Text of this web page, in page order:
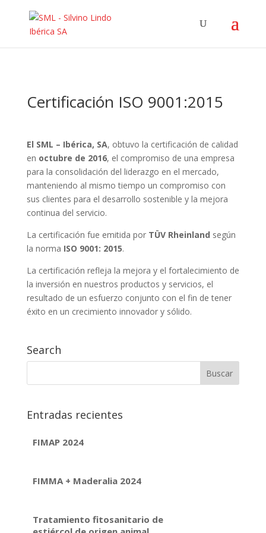
Certificación ISO 9001:2015
El SML – Ibérica, SA, obtuvo la certificación de calidad
en octubre de 2016, el compromiso de una empresa
para la consolidación del liderazgo en el mercado,
manteniendo al mismo tiempo un compromiso con
sus clientes para el desarrollo sostenible y la mejora
continua del servicio.
La certificación fue emitida por TÜV Rheinland según
la norma ISO 9001: 2015.
La certificación refleja la mejora y el fortalecimiento de
la inversión en nuestros productos y servicios, el
resultado de un esfuerzo conjunto con el fin de tener
éxito en un crecimiento innovador y sólido.
Search
Entradas recientes
FIMAP 2024
FIMMA + Maderalia 2024
Tratamiento fitosanitario de